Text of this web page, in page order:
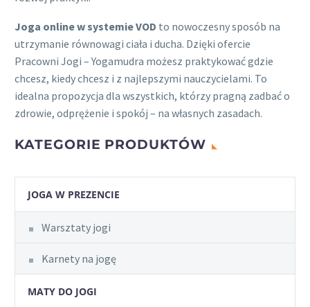
Joga online w systemie VOD to nowoczesny sposób na
utrzymanie równowagi ciała i ducha. Dzięki ofercie
Pracowni Jogi – Yogamudra możesz praktykować gdzie
chcesz, kiedy chcesz i z najlepszymi nauczycielami. To
idealna propozycja dla wszystkich, którzy pragną zadbać o
zdrowie, odprężenie i spokój – na własnych zasadach.
KATEGORIE PRODUKTÓW
JOGA W PREZENCIE
Warsztaty jogi
Karnety na jogę
MATY DO JOGI